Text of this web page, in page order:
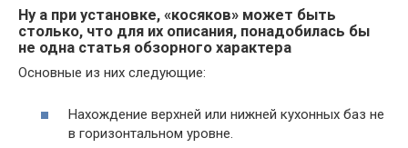
Ну а при установке, «косяков» может быть
столько, что для их описания, понадобилась бы
не одна статья обзорного характера
Основные из них следующие:
Нахождение верхней или нижней кухонных баз не
в горизонтальном уровне.